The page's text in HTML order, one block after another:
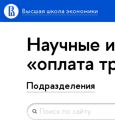
Высшая школа экономики
Научные
«оплата
Подразделения